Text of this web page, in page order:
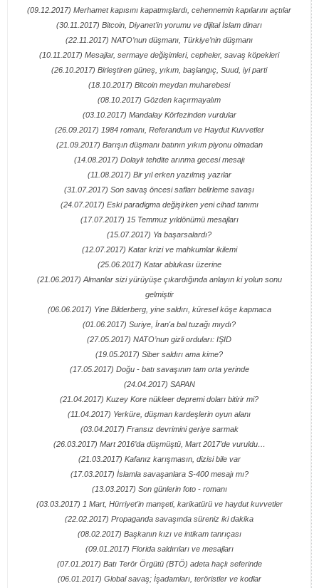
(09.12.2017) Merhamet kapısını kapatmışlardı, cehennemin kapılarını açtılar
(30.11.2017) Bitcoin, Diyanet'in yorumu ve dijital İslam dinarı
(22.11.2017) NATO’nun düşmanı, Türkiye’nin düşmanı
(10.11.2017) Mesajlar, sermaye değişimleri, cepheler, savaş köpekleri
(26.10.2017) Birleştiren güneş, yıkım, başlangıç, Suud, iyi parti
(18.10.2017) Bitcoin meydan muharebesi
(08.10.2017) Gözden kaçırmayalım
(03.10.2017) Mandalay Körfezinden vurdular
(26.09.2017) 1984 romanı, Referandum ve Haydut Kuvvetler
(21.09.2017) Barışın düşmanı batının yıkım piyonu olmadan
(14.08.2017) Dolaylı tehdite arınma gecesi mesajı
(11.08.2017) Bir yıl erken yazılmış yazılar
(31.07.2017) Son savaş öncesi safları belirleme savaşı
(24.07.2017) Eski paradigma değişirken yeni cihad tanımı
(17.07.2017) 15 Temmuz yıldönümü mesajları
(15.07.2017) Ya başarsalardı?
(12.07.2017) Katar krizi ve mahkumlar ikilemi
(25.06.2017) Katar ablukası üzerine
(21.06.2017) Almanlar sizi yürüyüşe çıkardığında anlayın ki yolun sonu
gelmiştir
(06.06.2017) Yine Bilderberg, yine saldırı, küresel köşe kapmaca
(01.06.2017) Suriye, İran'a bal tuzağı mıydı?
(27.05.2017) NATO’nun gizli orduları: IŞID
(19.05.2017) Siber saldırı ama kime?
(17.05.2017) Doğu - batı savaşının tam orta yerinde
(24.04.2017) SAPAN
(21.04.2017) Kuzey Kore nükleer depremi doları bitirir mi?
(11.04.2017) Yerküre, düşman kardeşlerin oyun alanı
(03.04.2017) Fransız devrimini geriye sarmak
(26.03.2017) Mart 2016’da düşmüştü, Mart 2017’de vuruldu…
(21.03.2017) Kafanız karışmasın, dizisi bile var
(17.03.2017) İslamla savaşanlara S-400 mesajı mı?
(13.03.2017) Son günlerin foto - romanı
(03.03.2017) 1 Mart, Hürriyet'in manşeti, karikatürü ve haydut kuvvetler
(22.02.2017) Propaganda savaşında süreniz iki dakika
(08.02.2017) Başkanın kızı ve intikam tanrıçası
(09.01.2017) Florida saldırıları ve mesajları
(07.01.2017) Batı Terör Örgütü (BTÖ) adeta haçlı seferinde
(06.01.2017) Global savaş; İşadamları, teröristler ve kodlar